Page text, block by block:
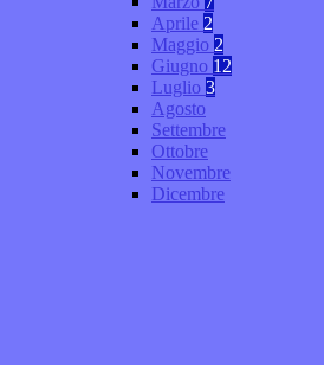
Aprile 2
Maggio 2
Giugno 12
Luglio 3
Agosto
Settembre
Ottobre
Novembre
Dicembre